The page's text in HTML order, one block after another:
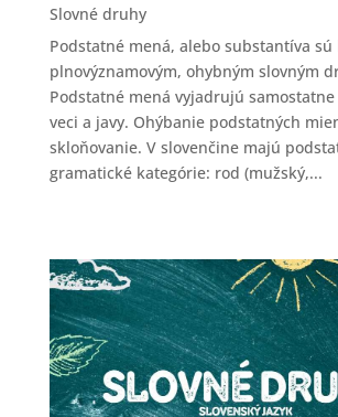
Slovné druhy
Podstatné mená, alebo substantíva sú
plnovýznamovým, ohybným slovným
Podstatné mená vyjadrujú
veci a javy. Ohýbanie podstatných
skloňovanie. V slovenčine majú
gramatické kategórie: rod (mužský,...